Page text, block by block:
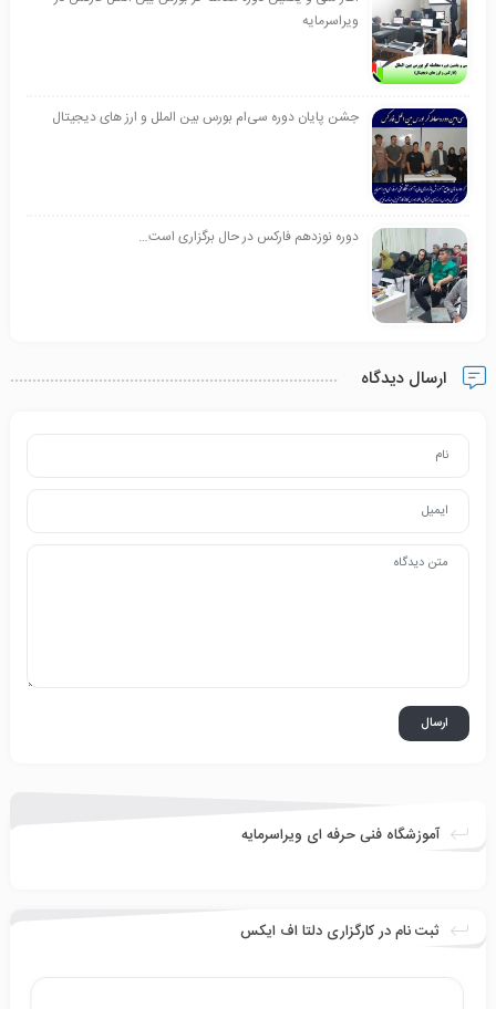
ویراسرمایه
جشن پایان دوره سی‌ام بورس بین الملل و ارز های دیجیتال
دوره نوزدهم فارکس در حال برگزاری است…
ارسال دیدگاه
آموزشگاه فنی حرفه ای ویراسرمایه
ثبت نام در کارگزاری دلتا اف ایکس